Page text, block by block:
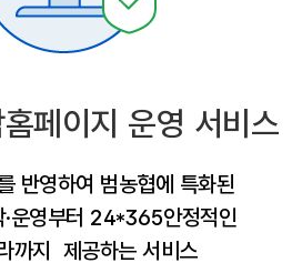
페이지 운영 서비스
반영하여 범농협에 특화된
·운영부터 24*365안정적인
까지 제공하는 서비스